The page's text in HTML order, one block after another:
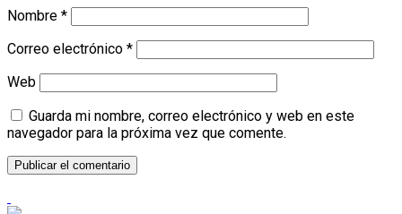
Nombre *
Correo electrónico *
Web
Guarda mi nombre, correo electrónico y web en este
navegador para la próxima vez que comente.